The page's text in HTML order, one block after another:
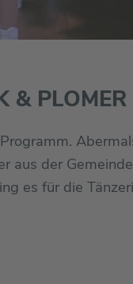
& PLOMER
aus der
es für die